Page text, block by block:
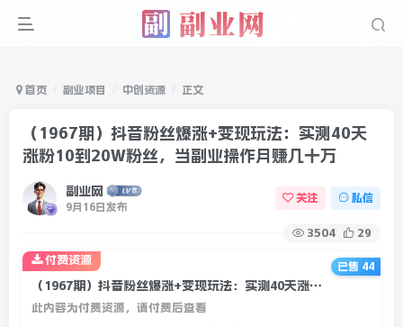
首页 副业项目 中创资源 正文
（1967期）抖音粉丝爆涨+变现玩法：实测40天
涨粉10到20W粉丝，当副业操作月赚几十万
副业网
9月16日发布
关注 私信
3504 29
（1967期）抖音粉丝爆涨+变现玩法：实测40天涨粉10到20W粉丝，当副业操作月赚几十万
此内容为付费资源，请付费后查看
付费资源
已售 44